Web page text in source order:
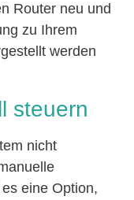
Router neu und
zu Ihrem
werden
steuern
nicht
eine Option,